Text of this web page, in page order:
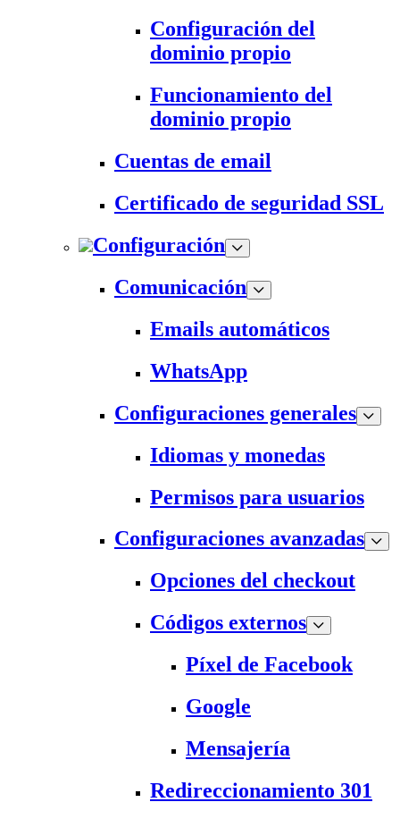
Configuración del
dominio propio
Funcionamiento del
dominio propio
Cuentas de email
Certificado de seguridad SSL
Configuración
Comunicación
Emails automáticos
WhatsApp
Configuraciones generales
Idiomas y monedas
Permisos para usuarios
Configuraciones avanzadas
Opciones del checkout
Códigos externos
Píxel de Facebook
Google
Mensajería
Redireccionamiento 301